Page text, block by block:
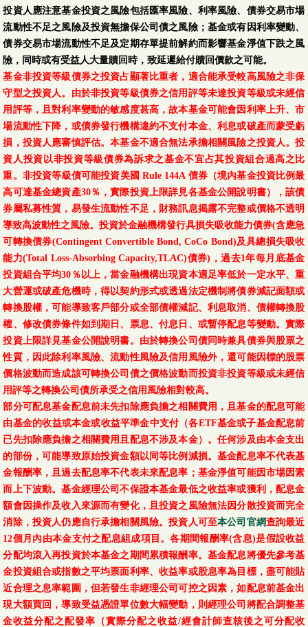
投資人應注意基金投資之風險包括匯率風險、利率風險、債券交易市場
流動性不足之風險及投資無擔保公司債之風險；基金或有因利率變動、
債券交易市場流動性不足及定期存單提前解約而影響基金淨值下跌之風
險，同時或有受益人大量贖回時，致延遲給付贖回價款之可能。
基金非投資等級債券之投資占顯著比重者，適合能承受較高風險之非保
守型之投資人。由於非投資等級債券之信用評等未達投資等級或未經信
用評等，且對利率變動的敏感度甚高，故本基金可能會因利率上升、市
場流動性下降，或債券發行機構違約不支付本金、利息或破產而蒙受虧
損，投資人應審慎評估。本基金不適合無法承擔相關風險之投資人。投
資人投資以非投資等級債券為訴求之基金不宜占其投資組合過高之比
重。非投資等級債可能投資美國 Rule 144A 債券（境內基金投資比例最
高可達基金總資產30％，實際投資上限詳見各基金公開說明書），該債
券屬私募性質，易發生流動性不足，財務訊息揭露不完整或價格不透明
導致高波動性之風險。投資於金融機構發行具損失吸收能力債券(含應急
可轉換債券(Contingent Convertible Bond, CoCo Bond)及具總損失吸收
能力(Total Loss-Absorbing Capacity,TLAC)債券)，過去1年每月底基金
投資組合平均30％以上，當金融機構出現資本適足率低於一定水平、重
大營運或破產危機時，得以契約形式或透過法定機制將債券減記面額或
轉換股權，可能導致客戶部分或全部債權減記、利息取消、債權轉換股
權、修改債券條件如到期日、票息、付息日、或暫停配息等變動。實際
投資上限詳見基金公開說明書。由於轉換公司債同時兼具債券與股票之
性質，因此除利率風險、流動性風險及信用風險外，還可能因標的股票
價格波動而造成該可轉換公司債之價格波動而投資非投資等級或未經信
用評等之轉換公司債所承受之信用風險相對較高。
部分可配息基金配息前未先扣除應負擔之相關費用，且基金的配息可能
由基金的收益或本金或收益平準金中支付（各ETF基金或子基金配息前
已先扣除應負擔之相關費用且配息不涉及本金）。任何涉及由本金支出
的部份，可能導致原始投資金額以同等比例減損。基金配息率不代表基
金報酬率，且過去配息率不代表未來配息率；基金淨值可能因市場因素
而上下波動。基金經理公司不保證本基金最低之收益率或獲利，配息金
額會因操作及收入來源而有變化，且投資之風險無法因分散投資而完全
消除，投資人仍應自行承擔相關風險。投資人可至本公司官網查詢最近
12個月內由本金支付之配息組成項目。各期間報酬率(含息)是假設收益
分配均滾入再投資於本基金之期間累積報酬率。基金配息將優先參考基
金投資組合或指數之平均票面利率、收益率或股息率為目標，盡可能貼
近合理之息率範圍，但若發生非經理公司可控之因素，如配息前基金出
現大額買回，導致受益憑證單位數大幅變動，則經理公司將配合調整基
金收益分配之配發率（實際分配之收益/經會計師查核後之可分配收